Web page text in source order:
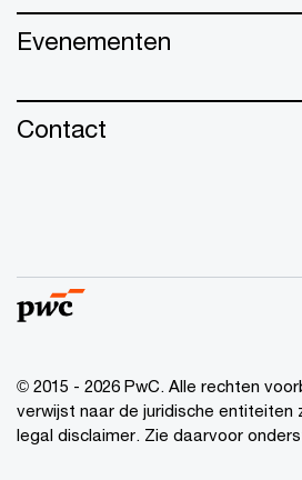
Evenementen
Contact
© 2015 - 2026 PwC. Alle rechten
verwijst naar de juridische entiteiten
legal disclaimer. Zie daarvoor